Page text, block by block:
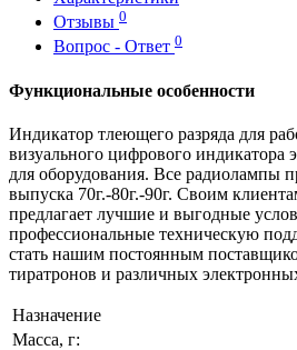
Отзывы 0
Вопрос - Ответ 0
Функциональные особенности
Индикатор тлеющего разряда для
визуального цифрового индикатора
для оборудования. Все радиолампы
выпуска 70г.-80г.-90г. Своим
предлагает лучшие и выгодные
профессиональные техническую
стать нашим постоянным
тиратронов и различных
Назначение
Масса, г: